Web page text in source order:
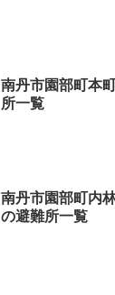
南丹市園部町本
所一覧
南丹市園部町内
の避難所一覧